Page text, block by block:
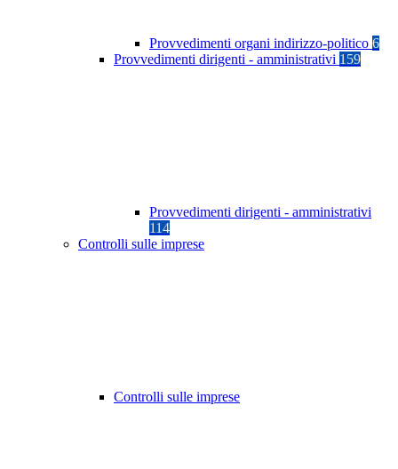
Provvedimenti organi indirizzo-politico 6
Provvedimenti dirigenti - amministrativi 159
Provvedimenti dirigenti - amministrativi
114
Controlli sulle imprese
Controlli sulle imprese